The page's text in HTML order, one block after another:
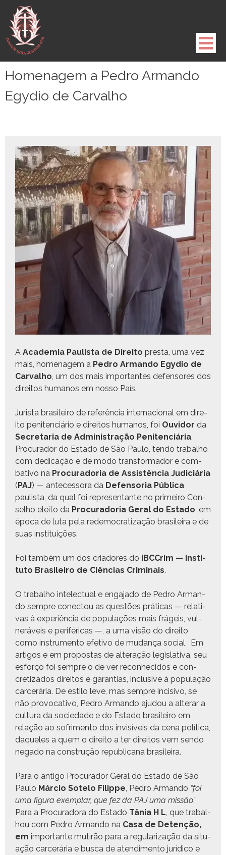
para
conteúdo
Homenagem a Pedro Armando
Egydio de Carvalho
A Acad­e­mia Paulista de Dire­ito pres­ta, uma vez
mais, hom­e­nagem a Pedro Arman­do Egy­dio de
Car­val­ho, um dos mais impor­tantes defen­sores dos
dire­itos humanos em nos­so País.
Jurista brasileiro de refer­ên­cia inter­na­cional em dire­
ito pen­i­ten­ciário e dire­itos humanos, foi Ouvi­dor da
Sec­re­taria de Admin­is­tração Pen­i­ten­ciária,
Procu­rador do Esta­do de São Paulo, ten­do tra­bal­ho
com ded­i­cação e de modo trans­for­mador e com­
bat­i­vo na Procu­rado­ria de Assistên­cia Judi­ciária
(PAJ) — ante­ces­so­ra da Defen­so­ria Públi­ca
paulista, da qual foi rep­re­sen­tante no primeiro Con­
sel­ho eleito da Procu­rado­ria Ger­al do Esta­do, em
época de luta pela rede­moc­ra­ti­za­ção brasileira e de
suas instituições.
Foi tam­bém um dos cri­adores do IBCCrim — Insti­
tu­to Brasileiro de Ciên­cias Crim­i­nais.
O tra­bal­ho int­elec­tu­al e enga­ja­do de Pedro Arman­
do sem­pre conec­tou as questões práti­cas — rel­a­ti­
vas à exper­iên­cia de pop­u­lações mais frágeis, vul­
neráveis e per­iféri­c­as —, a uma visão do dire­ito
como instru­men­to efe­ti­vo de mudança social. Em
arti­gos e em pro­postas de alter­ação leg­isla­ti­va, seu
esforço foi sem­pre o de ver recon­heci­dos e con­
cretiza­dos dire­itos e garan­tias, inclu­sive à pop­u­lação
carcerária. De esti­lo leve, mas sem­pre inci­si­vo, se
não provoca­ti­vo, Pedro Arman­do aju­dou a alter­ar a
cul­tura da sociedade e do Esta­do brasileiro em
relação ao sofri­men­to dos invisíveis da cena políti­ca,
daque­les a quem o dire­ito a ter dire­itos vem sendo
nega­do na con­strução repub­li­cana brasileira.
Para o anti­go Procu­rador Ger­al do Esta­do de São
Paulo Már­cio Sote­lo Fil­ippe, Pedro Arman­do “foi
uma figu­ra exem­plar, que fez da PAJ uma mis­são.”
Para a Procu­rado­ra do Esta­do Tânia H L, que tra­bal­
hou com Pedro Arman­do na Casa de Detenção,
em impor­tante mutirão para a reg­u­lar­iza­ção da situ­
ação carcerária e bus­ca de atendi­men­to jurídi­co e